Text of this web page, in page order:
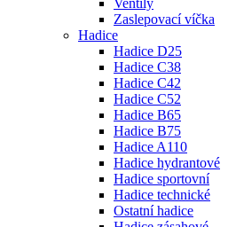
Ventily
Zaslepovací víčka
Hadice
Hadice D25
Hadice C38
Hadice C42
Hadice C52
Hadice B65
Hadice B75
Hadice A110
Hadice hydrantové
Hadice sportovní
Hadice technické
Ostatní hadice